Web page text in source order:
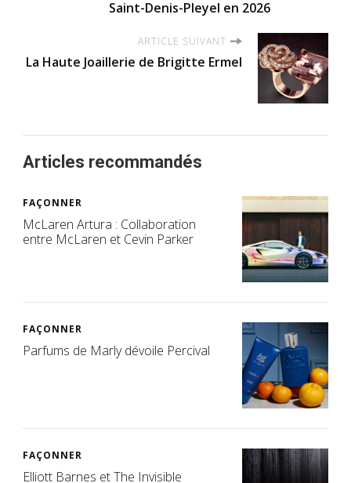
Saint-Denis-Pleyel en 2026
ARTICLE SUIVANT
La Haute Joaillerie de Brigitte Ermel
Articles recommandés
FAÇONNER
McLaren Artura : Collaboration
entre McLaren et Cevin Parker
FAÇONNER
Parfums de Marly dévoile Percival
FAÇONNER
Elliott Barnes et The Invisible